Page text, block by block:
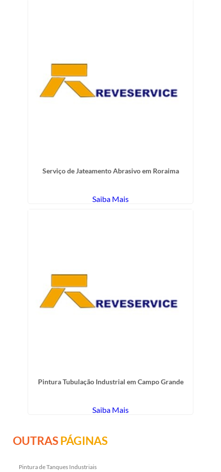
Serviço de Jateamento Abrasivo em Roraima
Saiba Mais
Pintura Tubulação Industrial em Campo Grande
Saiba Mais
OUTRASPÁGINAS
Pintura de Tanques Industriais